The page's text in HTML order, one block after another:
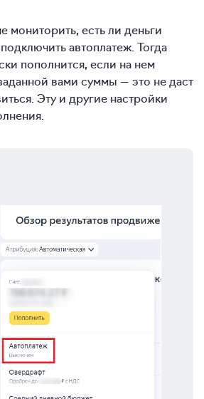
мониторить, есть ли деньги
автоплатеж. Тогда
пополнится, если на нем
вами суммы — это не даст
Эту и другие настройки